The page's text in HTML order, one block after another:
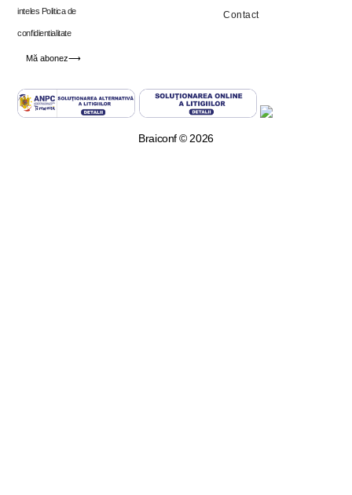
Contact
inteles Politica de
confidientialitate
Mă abonez⟶
Braiconf © 2026